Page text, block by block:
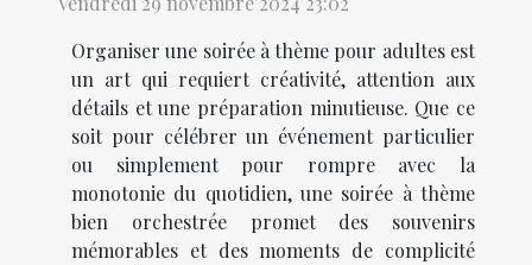
Organiser une soirée à thème pour adultes est
un art qui requiert créativité, attention aux
détails et une préparation minutieuse. Que ce
soit pour célébrer un événement particulier
ou simplement pour rompre avec la
monotonie du quotidien, une soirée à thème
bien orchestrée promet des souvenirs
mémorables et des moments de complicité